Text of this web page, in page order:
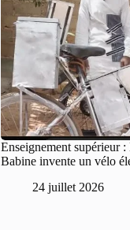
Enseignement supérieur :
Babine invente un vélo
24 juillet 2026